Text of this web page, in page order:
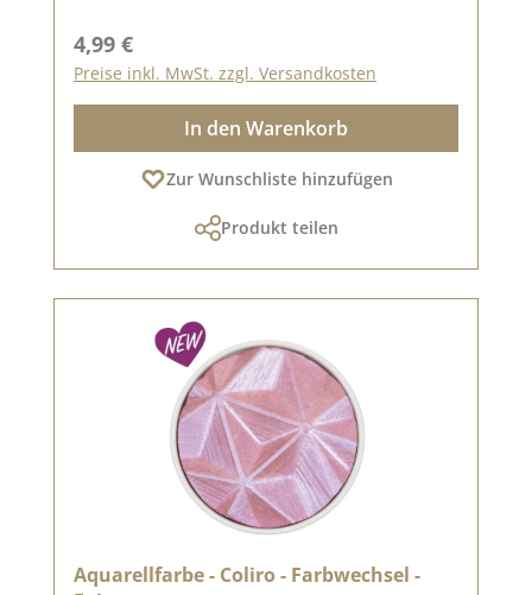
Regulärer Preis:
4,99 €
Preise inkl. MwSt. zzgl. Versandkosten
In den Warenkorb
Zur Wunschliste hinzufügen
Produkt teilen
Aquarellfarbe - Coliro - Farbwechsel -